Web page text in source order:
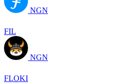
NGN
FIL
NGN
FLOKI